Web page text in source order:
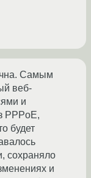
Самым
веб-
и
PPPoE,
будет
сохраняло
и